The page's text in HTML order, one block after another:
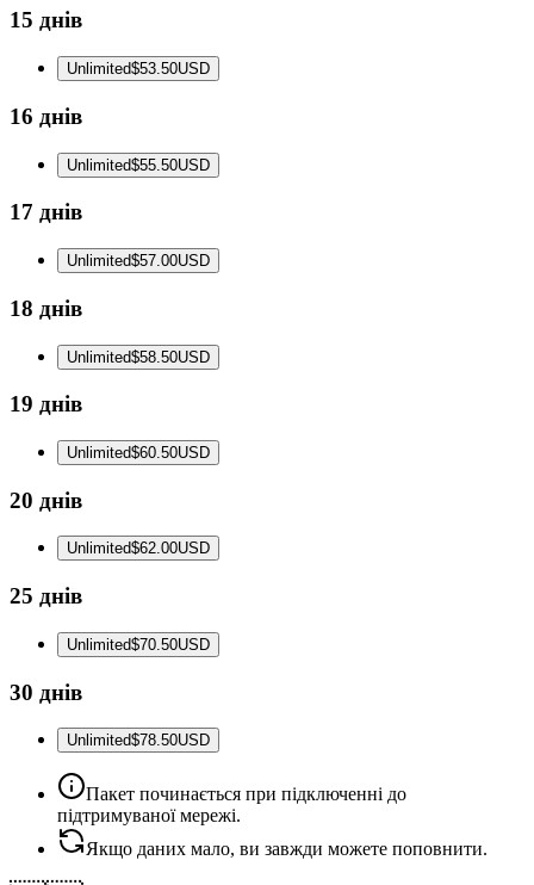
15 днів
Unlimited$53.50USD
16 днів
Unlimited$55.50USD
17 днів
Unlimited$57.00USD
18 днів
Unlimited$58.50USD
19 днів
Unlimited$60.50USD
20 днів
Unlimited$62.00USD
25 днів
Unlimited$70.50USD
30 днів
Unlimited$78.50USD
Пакет починається при підключенні до
підтримуваної мережі.
Якщо даних мало, ви завжди можете поповнити.